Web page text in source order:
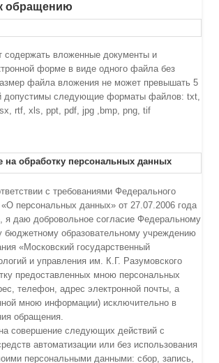
обращению
вложенные документы и
форме в виде одного файла без
файла вложения не может превышать 5
допустимы следующие форматы файлов: txt,
rtf, xls, ppt, pdf, jpg ,bmp, png, tif
на обработку персональных данных
с требованиями Федерального
персональных данных» от 27.07.2006 года
я даю добровольное согласие Федеральному
бюджетному образовательному учреждению
«Московский государственный
и управления им. К.Г. Разумовского
предоставленных мною персональных
телефон, адрес электронной почты, а
мною информации) исключительно в
обращения.
совершение следующих действий с
автоматизации или без использования
персональными данными: сбор, запись,